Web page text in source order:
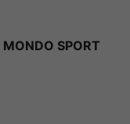
MONDO SPORT